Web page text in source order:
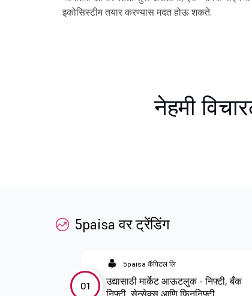
इकोसिस्टीम तयार करण्यास मदत होऊ शकते.
नेहमी
5paisa वर ट्रेंडिंग
01
5paisa कॅपिटल लि
उद्यासाठी मार्केट आऊटलुक - निफ्टी, बँक